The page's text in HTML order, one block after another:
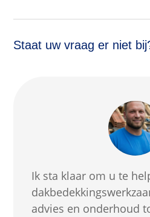
Staat uw vraag er niet
Ik sta klaar om u te
advies en onderhoud